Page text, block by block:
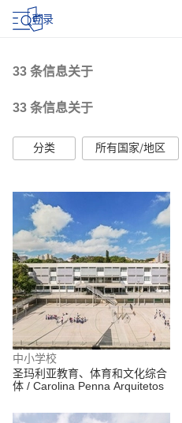
登录
33 条信息关于
33 条信息关于
分类 所有国家/地区
中小学校
圣玛利亚教育、体育和文化综合
体 / Carolina Penna Arquitetos